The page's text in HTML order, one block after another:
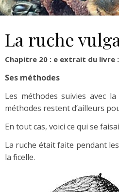
La ruche
Chapitre 20 : e extrait du livre
Ses méthodes
Les méthodes suivies avec
méthodes restent d’ailleurs
En tout cas, voici ce qui se
La ruche était faite pendant
la ficelle.